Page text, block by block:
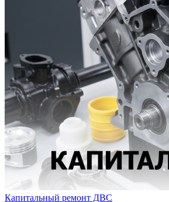
Капитальный ремонт ДВС